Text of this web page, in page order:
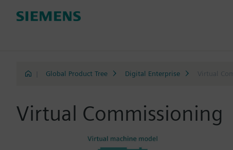
Global Product Tree Digital Enterprise Virtual
Virtual Commissioning